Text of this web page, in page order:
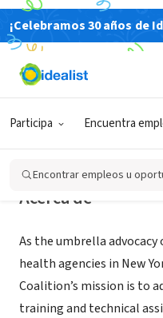
¡Celebramos 30 años de
Participa Encuentra
Encontrar empleos u
ORGANIZACIÓN SIN FIN
The Coalition
Acerca de
As the umbrella
health agencies in New
Coalition’s mission is to
training and technical